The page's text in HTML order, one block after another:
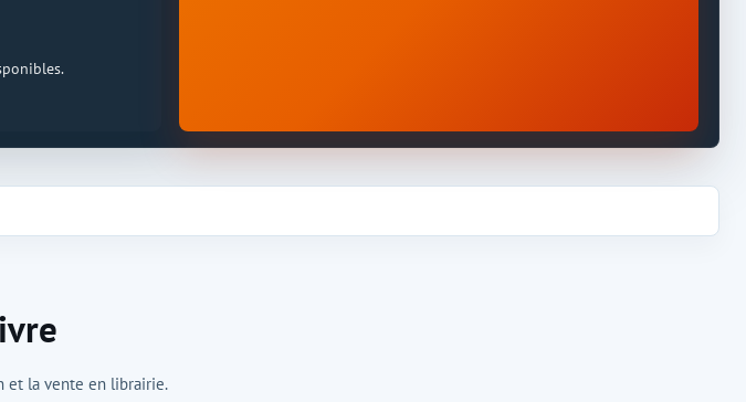
et la vente en librairie.